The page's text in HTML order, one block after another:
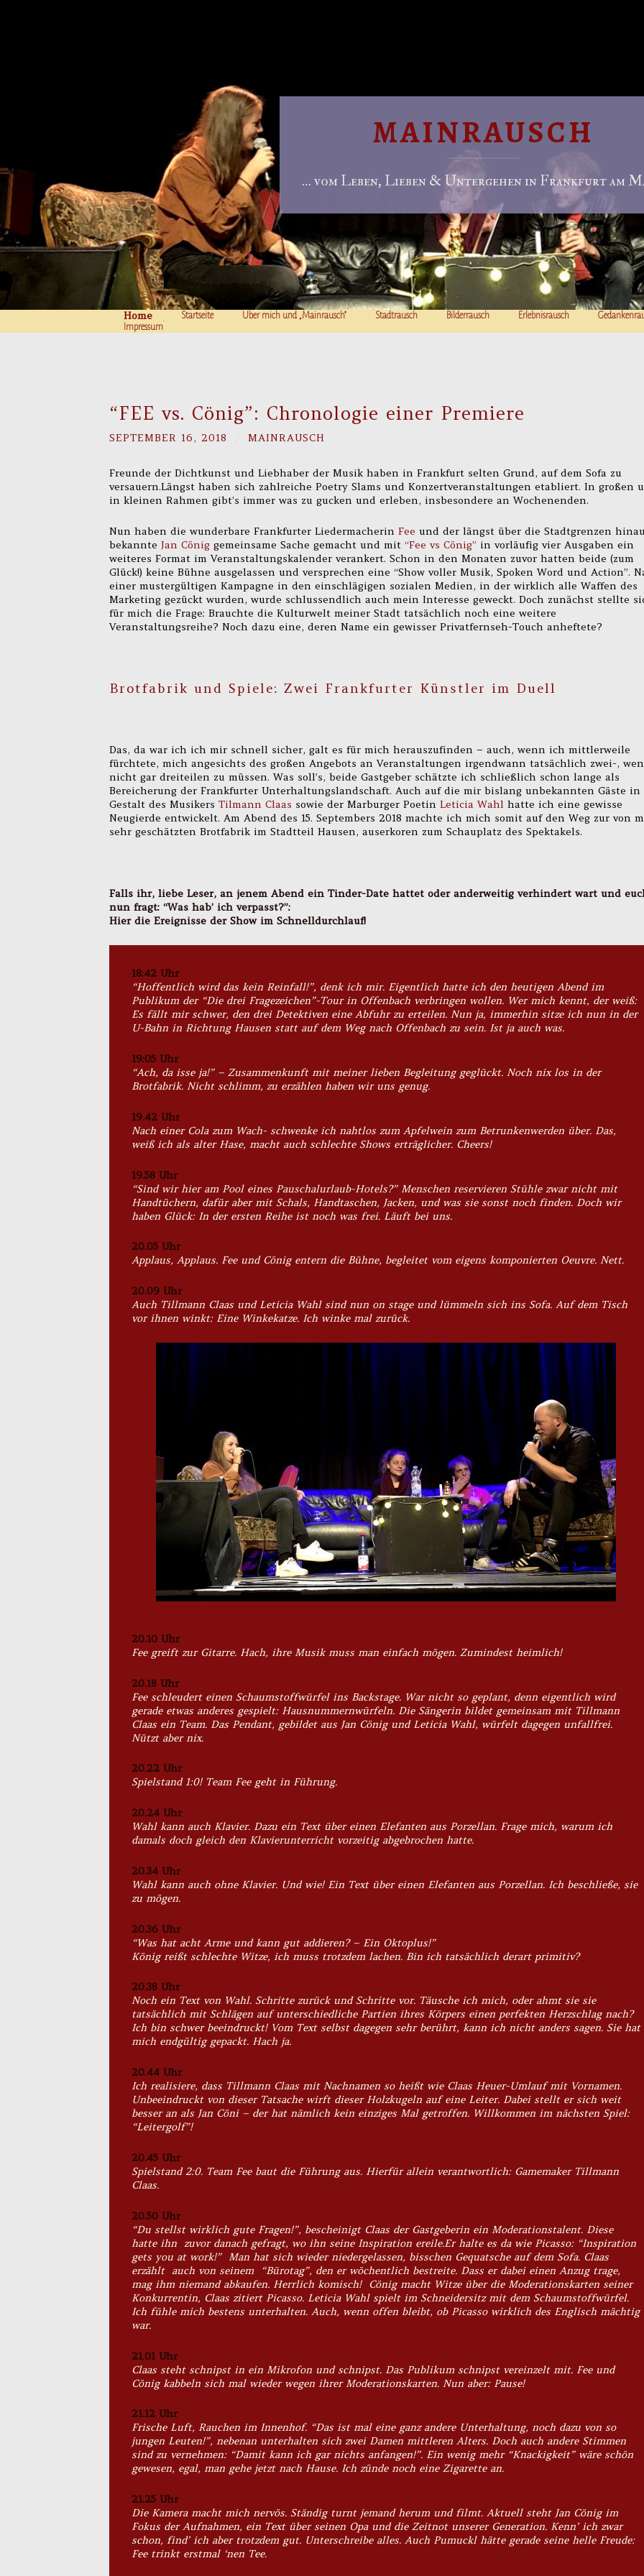
MAINRAUSCH
… vom Leben, Lieben & Untergehen in Frankfurt am
Home Startseite Über mich und „Mainrausch“ Stadtrausch Bilderrausch Erlebnisrausch
Impressum
“FEE vs. Cönig”: Chronologie einer Premiere
SEPTEMBER 16, 2018 MAINRAUSCH
Freunde der Dichtkunst und Liebhaber der Musik haben in Frankfurt selten Grund, auf dem Sofa zu
versauern.Längst haben sich zahlreiche Poetry Slams und Konzertveranstaltungen etabliert. In großen
in kleinen Rahmen gibt’s immer was zu gucken und erleben, insbesondere an Wochenenden.
Nun haben die wunderbare Frankfurter Liedermacherin Fee und der längst über die Stadtgrenzen
bekannte Jan Cönig gemeinsame Sache gemacht und mit “Fee vs Cönig” in vorläufig vier Ausgaben ein
weiteres Format im Veranstaltungskalender verankert. Schon in den Monaten zuvor hatten beide (zum
Glück!) keine Bühne ausgelassen und versprechen eine “Show voller Musik, Spoken Word und Action”.
einer mustergültigen Kampagne in den einschlägigen sozialen Medien, in der wirklich alle Waffen des
Marketing gezückt wurden, wurde schlussendlich auch mein Interesse geweckt. Doch zunächst stellte
für mich die Frage: Brauchte die Kulturwelt meiner Stadt tatsächlich noch eine weitere
Veranstaltungsreihe? Noch dazu eine, deren Name ein gewisser Privatfernseh-Touch anheftete?
Brotfabrik und Spiele: Zwei Frankfurter Künstler im Duell
Das, da war ich ich mir schnell sicher, galt es für mich herauszufinden – auch, wenn ich mittlerweile
fürchtete, mich angesichts des großen Angebots an Veranstaltungen irgendwann tatsächlich zwei-,
nicht gar dreiteilen zu müssen. Was soll’s, beide Gastgeber schätzte ich schließlich schon lange als
Bereicherung der Frankfurter Unterhaltungslandschaft. Auch auf die mir bislang unbekannten Gäste in
Gestalt des Musikers Tilmann Claas sowie der Marburger Poetin Leticia Wahl hatte ich eine gewisse
Neugierde entwickelt. Am Abend des 15. Septembers 2018 machte ich mich somit auf den Weg zur von
sehr geschätzten Brotfabrik im Stadtteil Hausen, auserkoren zum Schauplatz des Spektakels.
Falls ihr, liebe Leser, an jenem Abend ein Tinder-Date hattet oder anderweitig verhindert wart und
nun fragt: “Was hab’ ich verpasst?”:
Hier die Ereignisse der Show im Schnelldurchlauf!
18:42 Uhr
“Hoffentlich wird das kein Reinfall!”, denk ich mir. Eigentlich hatte ich den heutigen Abend im
Publikum der “Die drei Fragezeichen”-Tour in Offenbach verbringen wollen. Wer mich kennt, der weiß:
Es fällt mir schwer, den drei Detektiven eine Abfuhr zu erteilen. Nun ja, immerhin sitze ich nun in der
U-Bahn in Richtung Hausen statt auf dem Weg nach Offenbach zu sein. Ist ja auch was.
19:05 Uhr
“Ach, da isse ja!” – Zusammenkunft mit meiner lieben Begleitung geglückt. Noch nix los in der
Brotfabrik. Nicht schlimm, zu erzählen haben wir uns genug.
19.42 Uhr
Nach einer Cola zum Wach- schwenke ich nahtlos zum Apfelwein zum Betrunkenwerden über. Das,
weiß ich als alter Hase, macht auch schlechte Shows erträglicher. Cheers!
19.58 Uhr
“Sind wir hier am Pool eines Pauschalurlaub-Hotels?” Menschen reservieren Stühle zwar nicht mit
Handtüchern, dafür aber mit Schals, Handtaschen, Jacken, und was sie sonst noch finden. Doch wir
haben Glück: In der ersten Reihe ist noch was frei. Läuft bei uns.
20.05 Uhr
Applaus, Applaus. Fee und Cönig entern die Bühne, begleitet vom eigens komponierten Oeuvre. Nett.
20.09 Uhr
Auch Tillmann Claas und Leticia Wahl sind nun on stage und lümmeln sich ins Sofa. Auf dem Tisch
vor ihnen winkt: Eine Winkekatze. Ich winke mal zurück.
20.10 Uhr
Fee greift zur Gitarre. Hach, ihre Musik muss man einfach mögen. Zumindest heimlich!
20.18 Uhr
Fee schleudert einen Schaumstoffwürfel ins Backstage. War nicht so geplant, denn eigentlich wird
gerade etwas anderes gespielt: Hausnummernwürfeln. Die Sängerin bildet gemeinsam mit Tillmann
Claas ein Team. Das Pendant, gebildet aus Jan Cönig und Leticia Wahl, würfelt dagegen unfallfrei.
Nützt aber nix.
20.22 Uhr
Spielstand 1:0! Team Fee geht in Führung.
20.24 Uhr
Wahl kann auch Klavier. Dazu ein Text über einen Elefanten aus Porzellan. Frage mich, warum ich
damals doch gleich den Klavierunterricht vorzeitig abgebrochen hatte.
20.34 Uhr
Wahl kann auch ohne Klavier. Und wie! Ein Text über einen Elefanten aus Porzellan. Ich beschließe, sie
zu mögen.
20.36 Uhr
“Was hat acht Arme und kann gut addieren? – Ein Oktoplus!”
König reißt schlechte Witze, ich muss trotzdem lachen. Bin ich tatsächlich derart primitiv?
20.38 Uhr
Noch ein Text von Wahl. Schritte zurück und Schritte vor. Täusche ich mich, oder ahmt sie sie
tatsächlich mit Schlägen auf unterschiedliche Partien ihres Körpers einen perfekten Herzschlag nach?
Ich bin schwer beeindruckt! Vom Text selbst dagegen sehr berührt, kann ich nicht anders sagen. Sie hat
mich endgültig gepackt. Hach ja.
20.44 Uhr
Ich realisiere, dass Tillmann Claas mit Nachnamen so heißt wie Claas Heuer-Umlauf mit Vornamen.
Unbeeindruckt von dieser Tatsache wirft dieser Holzkugeln auf eine Leiter. Dabei stellt er sich weit
besser an als Jan Cöni – der hat nämlich kein einziges Mal getroffen. Willkommen im nächsten Spiel:
“Leitergolf”!
20.45 Uhr
Spielstand 2:0. Team Fee baut die Führung aus. Hierfür allein verantwortlich: Gamemaker Tillmann
Claas.
20.50 Uhr
“Du stellst wirklich gute Fragen!”, bescheinigt Claas der Gastgeberin ein Moderationstalent. Diese
hatte ihn zuvor danach gefragt, wo ihn seine Inspiration ereile.Er halte es da wie Picasso: “Inspiration
gets you at work!” Man hat sich wieder niedergelassen, bisschen Gequatsche auf dem Sofa. Claas
erzählt auch von seinem “Bürotag”, den er wöchentlich bestreite. Dass er dabei einen Anzug trage,
mag ihm niemand abkaufen. Herrlich komisch! Cönig macht Witze über die Moderationskarten seiner
Konkurrentin, Claas zitiert Picasso. Leticia Wahl spielt im Schneidersitz mit dem Schaumstoffwürfel.
Ich fühle mich bestens unterhalten. Auch, wenn offen bleibt, ob Picasso wirklich des Englisch mächtig
war.
21.01 Uhr
Claas steht schnipst in ein Mikrofon und schnipst. Das Publikum schnipst vereinzelt mit. Fee und
Cönig kabbeln sich mal wieder wegen ihrer Moderationskarten. Nun aber: Pause!
21.12 Uhr
Frische Luft, Rauchen im Innenhof. “Das ist mal eine ganz andere Unterhaltung, noch dazu von so
jungen Leuten!”, nebenan unterhalten sich zwei Damen mittleren Alters. Doch auch andere Stimmen
sind zu vernehmen: “Damit kann ich gar nichts anfangen!”. Ein wenig mehr “Knackigkeit” wäre schön
gewesen, egal, man gehe jetzt nach Hause. Ich zünde noch eine Zigarette an.
21.25 Uhr
Die Kamera macht mich nervös. Ständig turnt jemand herum und filmt. Aktuell steht Jan Cönig im
Fokus der Aufnahmen, ein Text über seinen Opa und die Zeitnot unserer Generation. Kenn’ ich zwar
schon, find’ ich aber trotzdem gut. Unterschreibe alles. Auch Pumuckl hätte gerade seine helle Freude:
Fee trinkt erstmal ‘nen Tee.